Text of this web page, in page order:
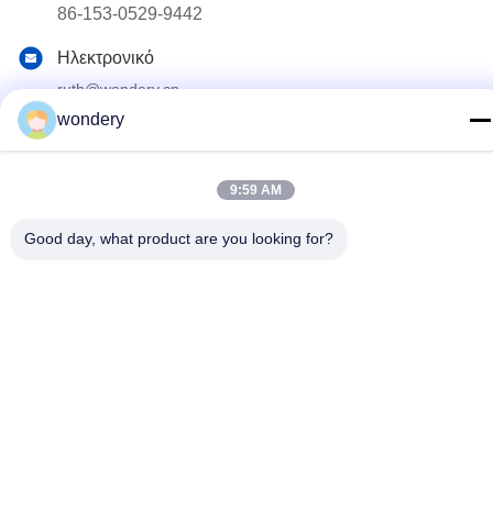
86-153-0529-9442
Ηλεκτρονικό
ruth@wondery.cn
Διεύθυνση
Πολιτική απορρήτου|Sitemap
wondery
9:59 AM
Good day, what product are you looking for?